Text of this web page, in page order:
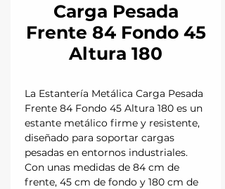
Carga Pesada
Frente 84 Fondo 45
Altura 180
La Estantería Metálica Carga Pesada
Frente 84 Fondo 45 Altura 180 es un
estante metálico firme y resistente,
diseñado para soportar cargas
pesadas en entornos industriales.
Con unas medidas de 84 cm de
frente, 45 cm de fondo y 180 cm de